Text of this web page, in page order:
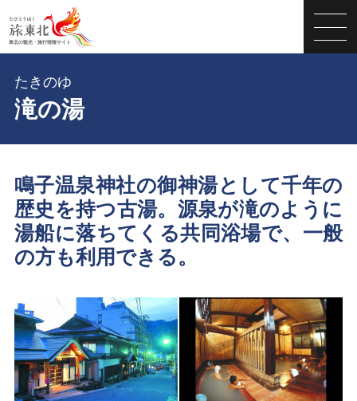
滝の湯
たきのゆ
鳴子温泉神社の御神湯として千年の
歴史を持つ古湯。源泉が滝のように
湯船に落ちてくる共同浴場で、一般
の方も利用できる。